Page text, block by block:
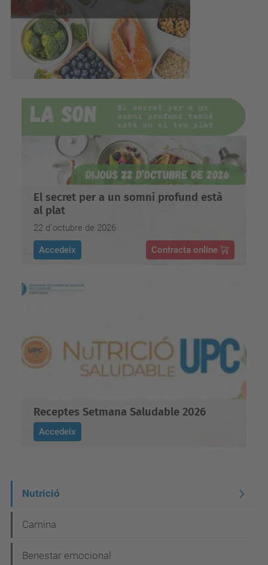
El secret per a un somni profund està
al plat
22 d´octubre de 2026
Accedeix Contracta online
Receptes Setmana Saludable 2026
Accedeix
a
v
Nutrició
Camina
Benestar emocional